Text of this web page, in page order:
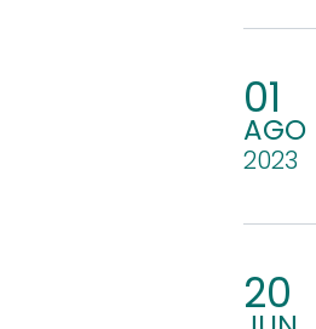
01
AGO
2023
20